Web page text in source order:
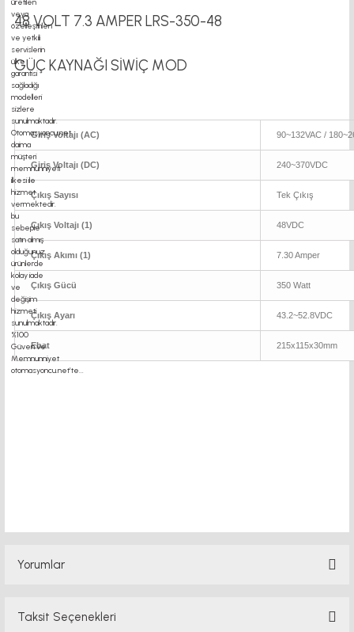
48 VOLT 7.3 AMPER LRS-350-48
GÜÇ KAYNAĞI SİWİÇ MOD
Giriş Voltajı (AC) 90~132VAC /
Giriş Voltajı (DC) 240~370VDC
Çıkış Sayısı Tek Çıkış
Çıkış Voltajı (1) 48VDC
Çıkış Akımı (1) 7.30 Amper
Çıkış Gücü 350 Watt
Çıkış Ayarı 43.2~52.8VDC
Ebat 215x115x30mm
Yorumlar
Taksit Seçenekleri